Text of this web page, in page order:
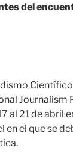
del
Journalism
al 21 de abril
en el que se